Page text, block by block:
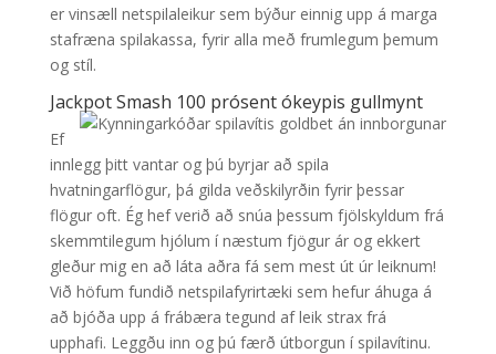
er vinsæll netspilaleikur sem býður einnig upp á marga
stafræna spilakassa, fyrir alla með frumlegum þemum
og stíl.
Jackpot Smash 100 prósent ókeypis gullmynt
Ef
innlegg þitt vantar og þú byrjar að spila
hvatningarflögur, þá gilda veðskilyrðin fyrir þessar
flögur oft. Ég hef verið að snúa þessum fjölskyldum frá
skemmtilegum hjólum í næstum fjögur ár og ekkert
gleður mig en að láta aðra fá sem mest út úr leiknum!
Við höfum fundið netspilafyrirtæki sem hefur áhuga á
að bjóða upp á frábæra tegund af leik strax frá
upphafi. Leggðu inn og þú færð útborgun í spilavítinu.